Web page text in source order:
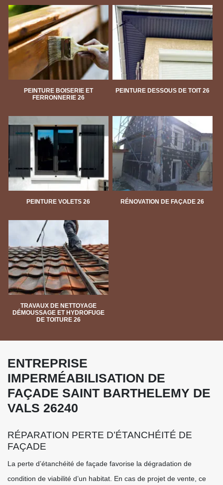
PEINTURE BOISERIE ET
FERRONNERIE 26
PEINTURE DESSOUS DE TOIT 26
PEINTURE VOLETS 26 RÉNOVATION DE FAÇADE 26
TRAVAUX DE NETTOYAGE
DÉMOUSSAGE ET HYDROFUGE
DE TOITURE 26
ENTREPRISE
IMPERMÉABILISATION DE
FAÇADE SAINT BARTHELEMY DE
VALS 26240
RÉPARATION PERTE D’ÉTANCHÉITÉ DE
FAÇADE
La perte d’étanchéité de façade favorise la dégradation de
condition de viabilité d’un habitat. En cas de projet de vente, ce